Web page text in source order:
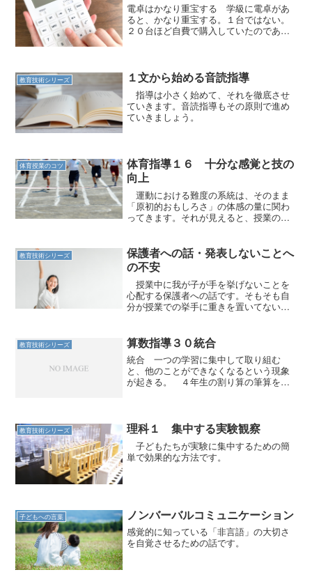
電卓はかなり重宝する 学級に電卓があ
ると、かなり重宝する。１台ではない。
２０台ほど自費で購入していたのであ
０円程度だった記憶があるが...
教育技術シリーズ １文から始める音読指導
指導は小さく始めて、それを徹底させ
ていきます。音読指導もその原則で進め
ていきましょう。
体育授業のコツ
体育指導１６ 十分な感覚と技の
向上
運動における難度の系統は、そのまま
「原初的おもしろさ」の体感の量に関わ
ってきます。それが見えると、授業の組
教育技術シリーズ
保護者への話・発表しないことへ
の不安
授業中に我が子が手を挙げないことを
心配する保護者への話です。そもそも自
分が授業での挙手に重きを置いてないの
教育技術シリーズ 算数指導３０統合
統合 一つの学習に集中して取り組む
と、他のことができなくなるという現象
が起きる。 ４年生の割り算の筆算を例
ン。 仮商を立てて、１つ下...
教育技術シリーズ 理科１ 集中する実験観察
子どもたちが実験に集中するための簡
単で効果的な方法です。
子どもへの言葉 ノンバーバルコミュニケーション
感覚的に知っている「非言語」の大切さ
を自覚させるための話です。